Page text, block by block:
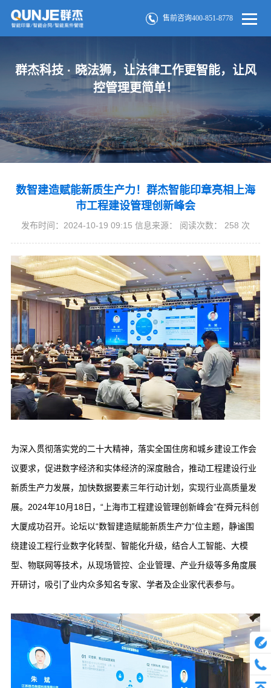
售前咨询400-851-8778
群杰科技 · 晓法狮，让法律工作更智能，让风
控管理更简单！
数智建造赋能新质生产力！群杰智能印章亮相上海
市工程建设管理创新峰会
发布时间：2024-10-19 09:15 信息来源： 阅读次数： 258 次
为深入贯彻落实党的二十大精神，落实全国住房和城乡建设工作会
议要求，促进数字经济和实体经济的深度融合，推动工程建设行业
新质生产力发展，加快数据要素三年行动计划，实现行业高质量发
展。2024年10月18日，“上海市工程建设管理创新峰会”在舜元科创
大厦成功召开。论坛以“数智建造赋能新质生产力”位主题，静谧围
绕建设工程行业数字化转型、智能化升级，结合人工智能、大模
型、物联网等技术，从现场管控、企业管理、产业升级等多角度展
开研讨，吸引了业内众多知名专家、学者及企业家代表参与。